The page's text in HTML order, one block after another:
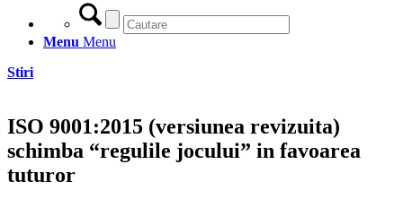
Menu Menu
Stiri
ISO 9001:2015 (versiunea revizuita)
schimba “regulile jocului” in favoarea
tuturor